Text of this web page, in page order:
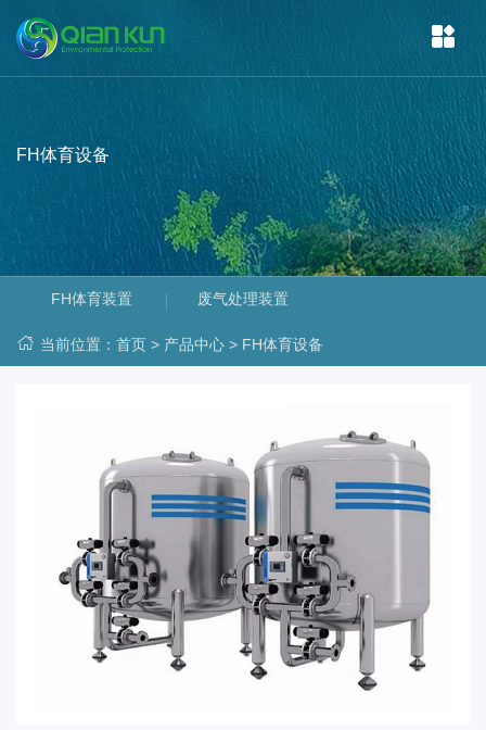
FH体育设备
FH体育装置 废气处理装置
当前位置： 首页 > 产品中心 > FH体育设备